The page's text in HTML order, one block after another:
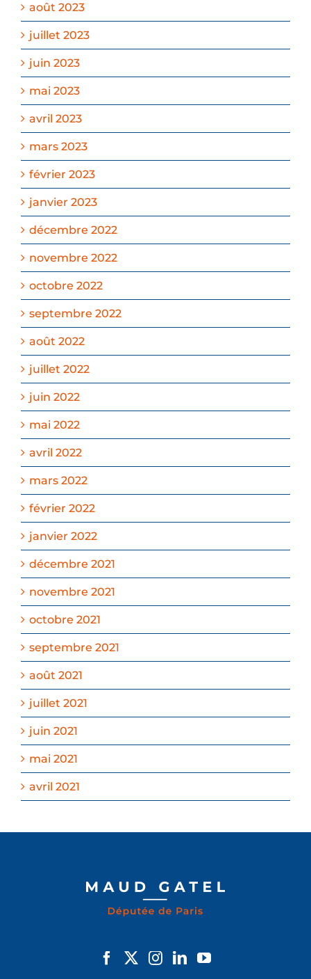
août 2023
juillet 2023
juin 2023
mai 2023
avril 2023
mars 2023
février 2023
janvier 2023
décembre 2022
novembre 2022
octobre 2022
septembre 2022
août 2022
juillet 2022
juin 2022
mai 2022
avril 2022
mars 2022
février 2022
janvier 2022
décembre 2021
novembre 2021
octobre 2021
septembre 2021
août 2021
juillet 2021
juin 2021
mai 2021
avril 2021